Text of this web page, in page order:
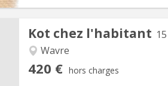
Kot chez l'habitant
Wavre
420 € hors charges
Superficie:15 m2